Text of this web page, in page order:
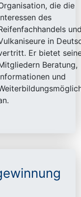
die die
des
in
Er bietet
Beratung,
und